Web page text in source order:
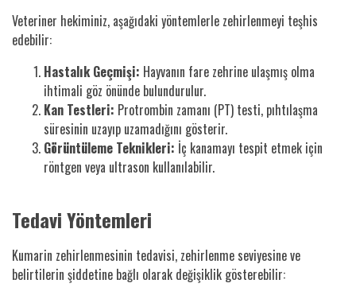
Veteriner hekiminiz, aşağıdaki yöntemlerle zehirlenmeyi teşhis
edebilir:
Hastalık Geçmişi: Hayvanın fare zehrine ulaşmış olma
ihtimali göz önünde bulundurulur.
Kan Testleri: Protrombin zamanı (PT) testi, pıhtılaşma
süresinin uzayıp uzamadığını gösterir.
Görüntüleme Teknikleri: İç kanamayı tespit etmek için
röntgen veya ultrason kullanılabilir.
Tedavi Yöntemleri
Kumarin zehirlenmesinin tedavisi, zehirlenme seviyesine ve
belirtilerin şiddetine bağlı olarak değişiklik gösterebilir: